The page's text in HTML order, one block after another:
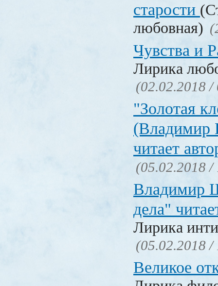
старости
любовная)
Чувства и
Лирика
(02.02.2018 /
"Золотая
(Владимир
читает
(05.02.2018 /
Владимир
дела"
Лирика
(05.02.2018 /
Великое